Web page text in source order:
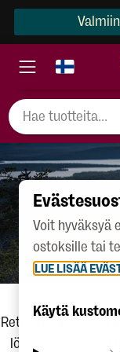
Retkeilypäivät ovat
löytävät varmasti
Voit hyväksyä
ostoksille tai
LUE LISÄÄ
Käytä